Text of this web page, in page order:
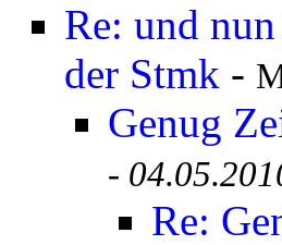
Re: und
der Stmk -
Genug
-
Re: